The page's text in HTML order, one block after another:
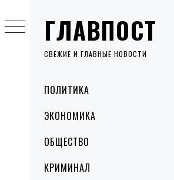
ГЛАВПОСТ
СВЕЖИЕ И ГЛАВНЫЕ НОВОСТИ
MenuПОЛИТИКА
ЭКОНОМИКА
ОБЩЕСТВО
КРИМИНАЛ
to
content